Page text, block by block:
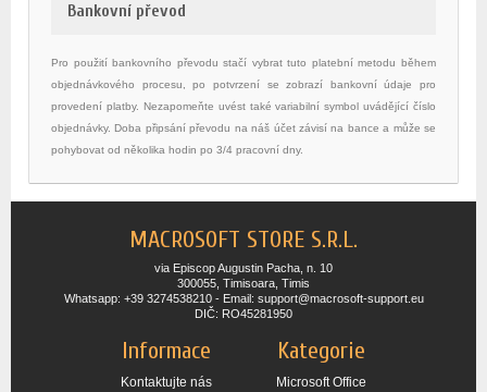
Bankovní převod
Pro použití bankovního převodu stačí vybrat tuto platební metodu během
objednávkového procesu, po potvrzení se zobrazí bankovní údaje pro
provedení platby. Nezapomeňte uvést také variabilní symbol uvádějící číslo
objednávky. Doba připsání převodu na náš účet závisí na bance a může se
pohybovat od několika hodin po 3/4 pracovní dny.
MACROSOFT STORE S.R.L.
via Episcop Augustin Pacha, n. 10
300055, Timisoara, Timis
Whatsapp: +39 3274538210 - Email: support@macrosoft-support.eu
DIČ: RO45281950
Informace
Kontaktujte nás
Kategorie
Microsoft Office